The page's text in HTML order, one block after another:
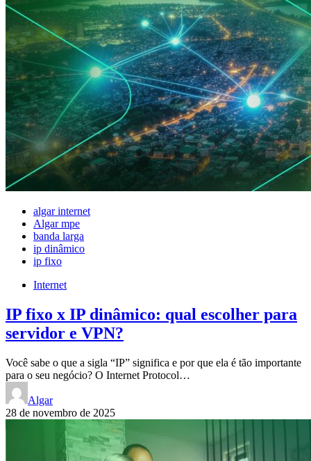
algar internet
Algar mpe
banda larga
ip dinâmico
ip fixo
Internet
IP fixo x IP dinâmico: qual escolher para
servidor e VPN?
Você sabe o que a sigla “IP” significa e por que ela é tão importante
para o seu negócio? O Internet Protocol…
Algar
28 de novembro de 2025